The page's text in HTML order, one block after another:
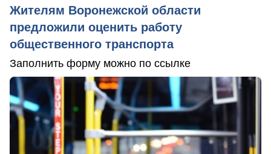
Жителям Воронежской области
предложили оценить работу
общественного транспорта
Заполнить форму можно по ссылке